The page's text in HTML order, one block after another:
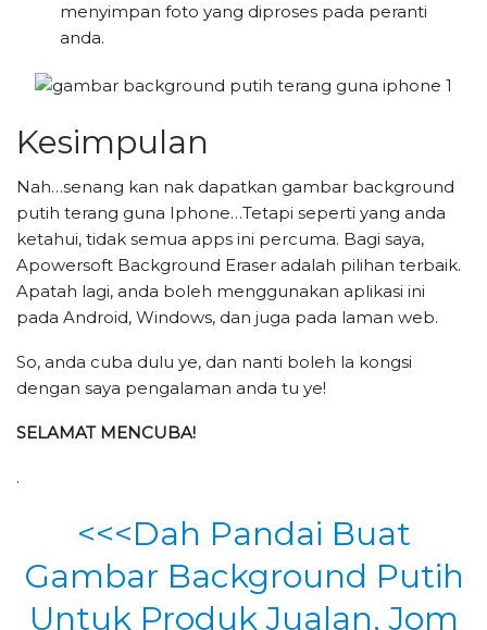
menyimpan foto yang diproses pada peranti
anda.
Kesimpulan
Nah…senang kan nak dapatkan gambar background
putih terang guna Iphone…Tetapi seperti yang anda
ketahui, tidak semua apps ini percuma. Bagi saya,
Apowersoft Background Eraser adalah pilihan terbaik.
Apatah lagi, anda boleh menggunakan aplikasi ini
pada Android, Windows, dan juga pada laman web.
So, anda cuba dulu ye, dan nanti boleh la kongsi
dengan saya pengalaman anda tu ye!
SELAMAT MENCUBA!
.
<<<Dah Pandai Buat
Gambar Background Putih
Untuk Produk Jualan, Jom